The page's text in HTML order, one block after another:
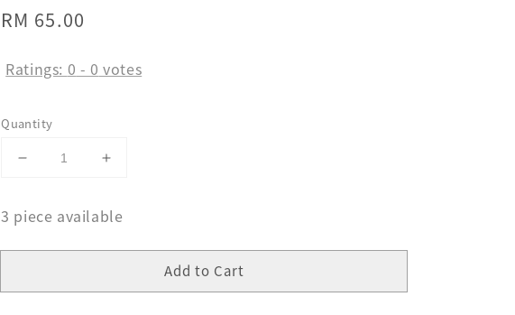
Regular
RM 65.00
Ratings: 0 - 0 votes
Quantity
3 piece available
Add to Cart